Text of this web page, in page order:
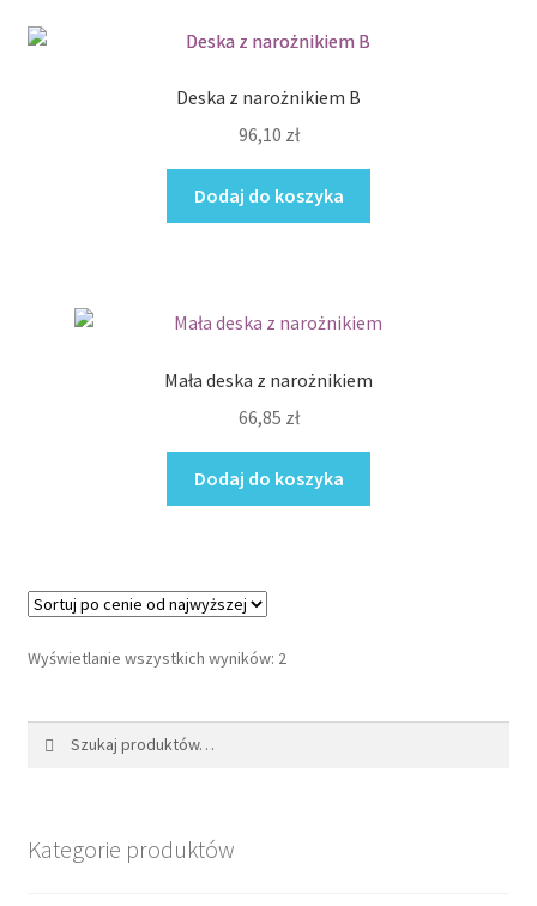
Zamówienie
od
do
niskiej
Deska z narożnikiem B
96,10 zł
Dodaj do koszyka
Mała deska z narożnikiem
66,85 zł
Dodaj do koszyka
Wyświetlanie wszystkich wyników: 2Posortowane
Kategorie produktów